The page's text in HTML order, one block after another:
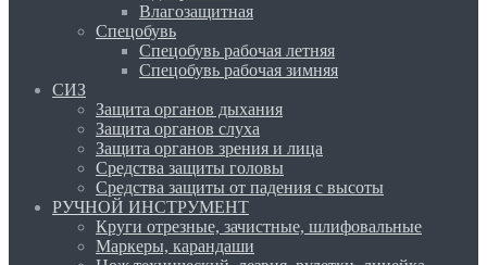
Влагозащитная
Спецобувь
Спецобувь рабочая летняя
Спецобувь рабочая зимняя
СИЗ
Защита органов дыхания
Защита органов слуха
Защита органов зрения и лица
Средства защиты головы
Средства защиты от падения с высоты
РУЧНОЙ ИНСТРУМЕНТ
Круги отрезные, зачистные, шлифовальные
Маркеры, карандаши